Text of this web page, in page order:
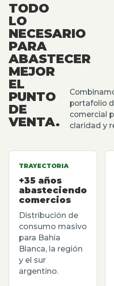
TODO
LO
NECESARIO
PARA
ABASTECER
MEJOR
EL
PUNTO
DE
VENTA.
portafolio
comercial
claridad y
TRAYECTORIA
+35 años
abasteciendo
comercios
Distribución de
consumo masivo
para Bahía
Blanca, la región
y el sur
argentino.